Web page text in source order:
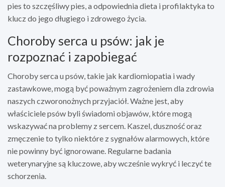
pies to szczęśliwy pies, a odpowiednia dieta i profilaktyka to
klucz do jego długiego i zdrowego życia.
Choroby serca u psów: jak je
rozpoznać i zapobiegać
Choroby serca u psów, takie jak kardiomiopatia i wady
zastawkowe, mogą być poważnym zagrożeniem dla zdrowia
naszych czworonożnych przyjaciół. Ważne jest, aby
właściciele psów byli świadomi objawów, które mogą
wskazywać na problemy z sercem. Kaszel, duszność oraz
zmęczenie to tylko niektóre z sygnałów alarmowych, które
nie powinny być ignorowane. Regularne badania
weterynaryjne są kluczowe, aby wcześnie wykryć i leczyć te
schorzenia.